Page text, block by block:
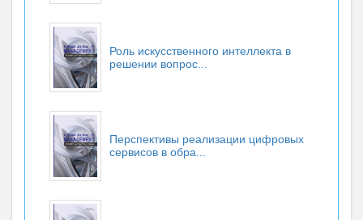
Роль искусственного интеллекта в
решении вопрос...
Перспективы реализации цифровых
сервисов в обра...